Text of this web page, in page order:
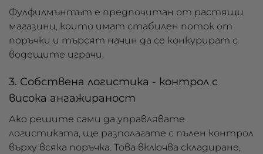
Фулфилмънтът е предпочитан от растящи
магазини, които имат стабилен поток от
поръчки и търсят начин да се конкурират с
водещите играчи.
3. Собствена логистика - контрол с
висока ангажираност
Ако решите сами да управлявате
логистиката, ще разполагате с пълен контрол
върху всяка поръчка. Това включва складиране,